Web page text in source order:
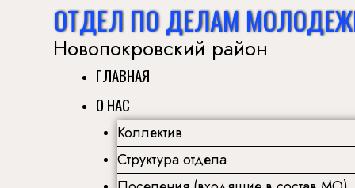
ОТДЕЛ ПО ДЕЛАМ
Новопокровский район
ГЛАВНАЯ
О НАС
Коллектив
Структура отдела